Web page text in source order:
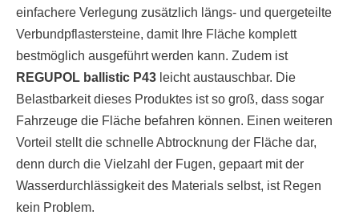
einfachere Verlegung zusätzlich längs- und quergeteilte
Verbundpflastersteine, damit Ihre Fläche komplett
bestmöglich ausgeführt werden kann. Zudem ist
REGUPOL ballistic P43 leicht austauschbar. Die
Belastbarkeit dieses Produktes ist so groß, dass sogar
Fahrzeuge die Fläche befahren können. Einen weiteren
Vorteil stellt die schnelle Abtrocknung der Fläche dar,
denn durch die Vielzahl der Fugen, gepaart mit der
Wasserdurchlässigkeit des Materials selbst, ist Regen
kein Problem.